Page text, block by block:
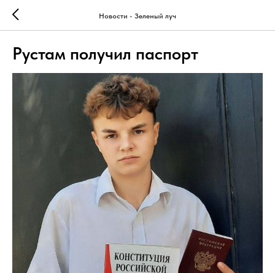
Новости - Зеленый луч
Рустам получил паспорт